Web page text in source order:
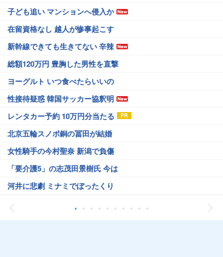
子ども追い マンションへ侵入か
在留資格なし 越人が惨事起こす
新幹線できても生きてない 辛辣
総額120万円 豊胸した男性を直撃
ヨーグルト いつ食べたらいいの
性接待疑惑 韓国サッカー協釈明
レンタカー予約 10万円分当たる
北京五輪スノボ銅の冨田が結婚
女性騎手の今村聖奈 新潟で負傷
「要介護5」の志茂田景樹氏 今は
河井に悲劇 ミナミでぼったくり